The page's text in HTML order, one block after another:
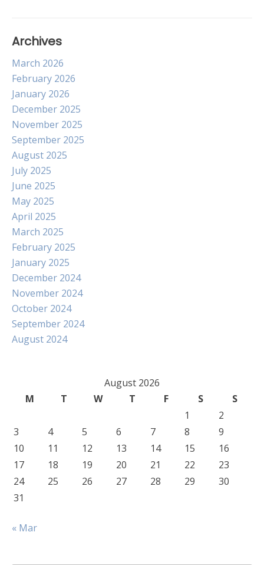
Archives
March 2026
February 2026
January 2026
December 2025
November 2025
September 2025
August 2025
July 2025
June 2025
May 2025
April 2025
March 2025
February 2025
January 2025
December 2024
November 2024
October 2024
September 2024
August 2024
August 2026
M
T W T F S
S
1
2
3
4 5 6 7 8
9
10
11 12 13 14 15
16
17
18 19 20 21 22
23
24
25 26 27 28 29
30
31
« Mar